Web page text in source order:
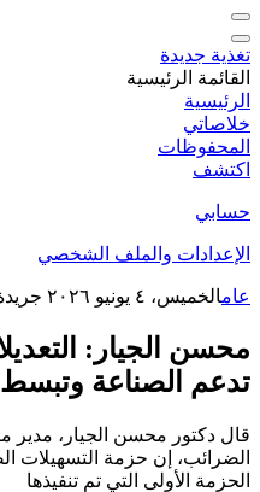
تغذية جديدة
القائمة الرئيسية
الرئيسية
خلاصاتي
المحفوظات
اكتشف
حسابي
الإعدادات والملف الشخصي
عامالخميس، ٤ يونيو ٢٠٢٦
محسن الجيار:
تدعم الصناعة وتبسط
قال دكتور محسن الجيار، مدير
الضرائب، إن حزمة التسهيلات
الحزمة الأولى التي تم تنفيذها